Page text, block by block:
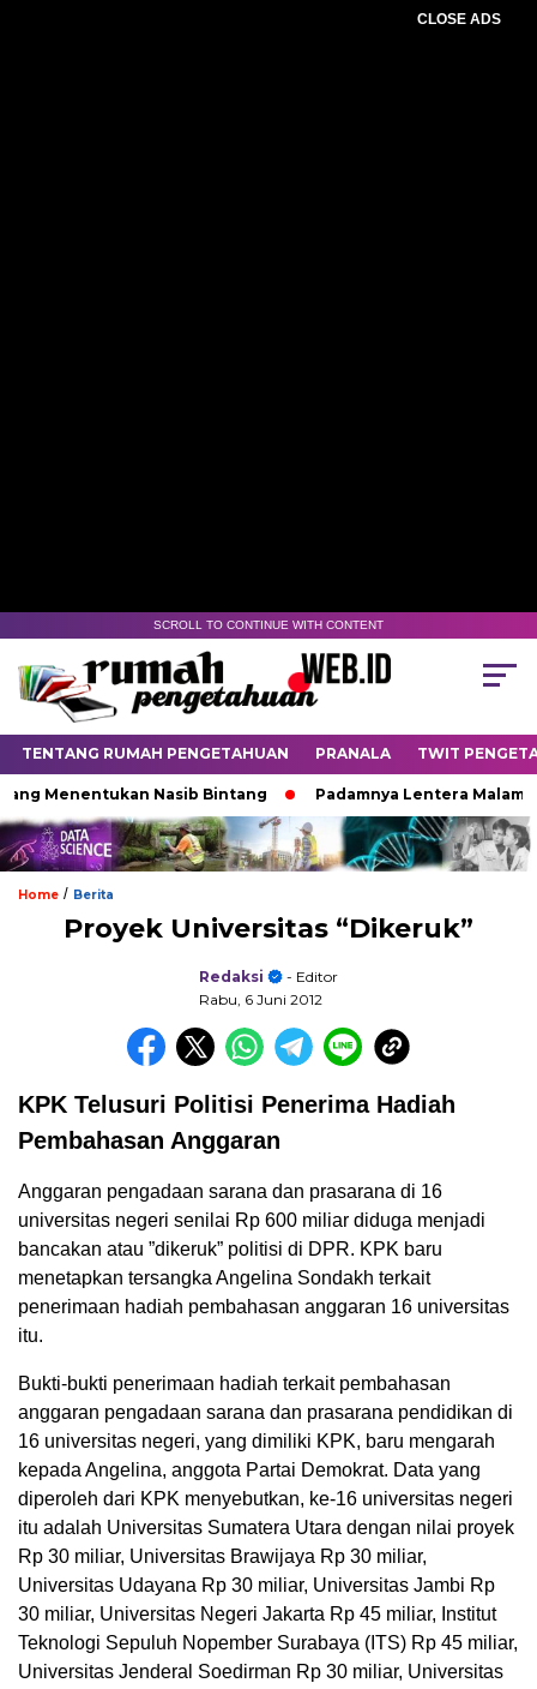
CLOSE ADS
SCROLL TO CONTINUE WITH CONTENT
TENTANG RUMAH PENGETAHUAN PRANALA TWIT
Menentukan Nasib Bintang Padamnya Lentera Malam
Home / Berita
Proyek Universitas “Dikeruk”
Redaksi
- Editor
Rabu, 6 Juni 2012
KPK Telusuri Politisi Penerima Hadiah
Pembahasan Anggaran
Anggaran pengadaan sarana dan prasarana di 16
universitas negeri senilai Rp 600 miliar diduga menjadi
bancakan atau ”dikeruk” politisi di DPR. KPK baru
menetapkan tersangka Angelina Sondakh terkait
penerimaan hadiah pembahasan anggaran 16 universitas
itu.
Bukti-bukti penerimaan hadiah terkait pembahasan
anggaran pengadaan sarana dan prasarana pendidikan di
16 universitas negeri, yang dimiliki KPK, baru mengarah
kepada Angelina, anggota Partai Demokrat. Data yang
diperoleh dari KPK menyebutkan, ke-16 universitas negeri
itu adalah Universitas Sumatera Utara dengan nilai proyek
Rp 30 miliar, Universitas Brawijaya Rp 30 miliar,
Universitas Udayana Rp 30 miliar, Universitas Jambi Rp
30 miliar, Universitas Negeri Jakarta Rp 45 miliar, Institut
Teknologi Sepuluh Nopember Surabaya (ITS) Rp 45 miliar,
Universitas Jenderal Soedirman Rp 30 miliar, Universitas